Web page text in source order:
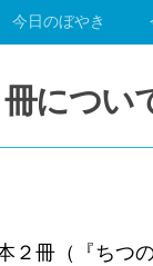
今日のぼやき
につい
２冊（『ちつ